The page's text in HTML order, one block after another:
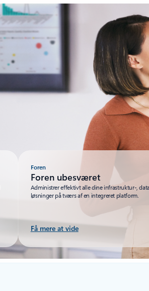
Foren
Foren ubesværet
Administrer effektivt alle dine infrastruktur-,
løsninger på tværs af en integreret platform.
Få mere at vide